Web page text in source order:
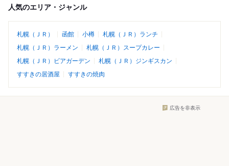
人気のエリア・ジャンル
札幌（ＪＲ） 函館 小樽
札幌（ＪＲ）ランチ
札幌（ＪＲ）ラーメン
札幌（ＪＲ）スープカレー
札幌（ＪＲ）ビアガーデン
札幌（ＪＲ）ジンギスカン
すすきの居酒屋
すすきの焼肉
広告を非表示